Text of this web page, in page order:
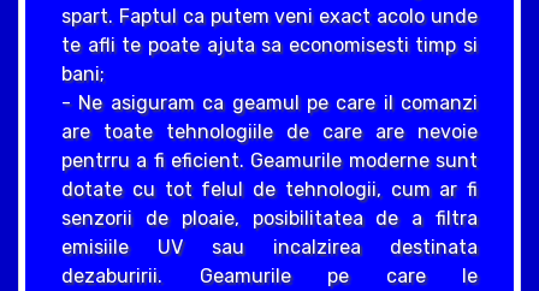
spart. Faptul ca putem veni exact acolo unde
te afli te poate ajuta sa economisesti timp si
bani;
- Ne asiguram ca geamul pe care il comanzi
are toate tehnologiile de care are nevoie
pentrru a fi eficient. Geamurile moderne sunt
dotate cu tot felul de tehnologii, cum ar fi
senzorii de ploaie, posibilitatea de a filtra
emisiile UV sau incalzirea destinata
dezaburirii. Geamurile pe care le